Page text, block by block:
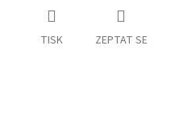
TISK ZEPTAT SE